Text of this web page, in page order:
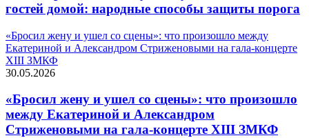
гостей домой: народные способы защиты порога
«Бросил жену и ушел со сцены»: что произошло между
Екатериной и Александром Стриженовыми на гала-концерте
XIII ЗМКФ
30.05.2026
«Бросил жену и ушел со сцены»: что произошло
между Екатериной и Александром
Стриженовыми на гала-концерте XIII ЗМКФ